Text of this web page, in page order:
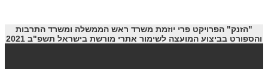
"הזנק" הפרויקט פרי יוזמת משרד ראש הממשלה ומשרד התרבות
והספורט בביצוע המועצה לשימור אתרי מורשת בישראל תשפ"ב 2021